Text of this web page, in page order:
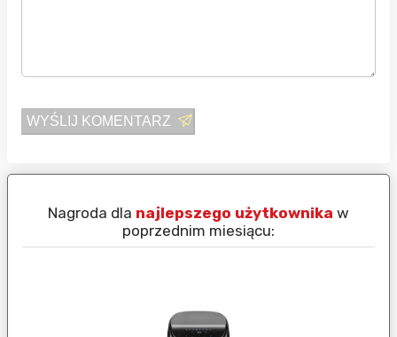
WYŚLIJ KOMENTARZ
Nagroda dla najlepszego użytkownika w
poprzednim miesiącu: